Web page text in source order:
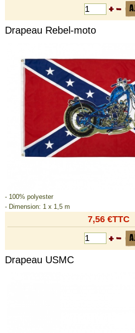
Drapeau Rebel-moto
- 100% polyester
- Dimension: 1 x 1,5 m
7,56 €TTC
Drapeau USMC